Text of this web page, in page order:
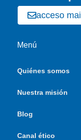
acceso mail
Menú
Quiénes somos
Nuestra misión
Blog
Canal ético